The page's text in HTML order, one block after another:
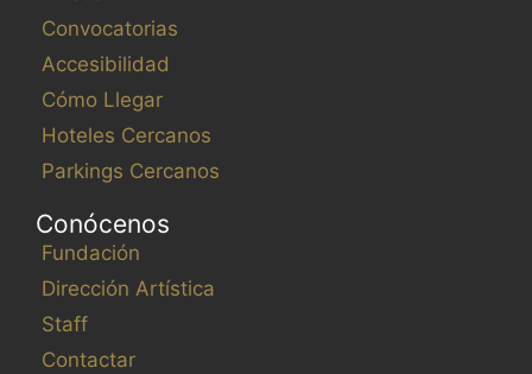
Convocatorias
Accesibilidad
Cómo Llegar
Hoteles Cercanos
Parkings Cercanos
Conócenos
Fundación
Dirección Artística
Staff
Contactar